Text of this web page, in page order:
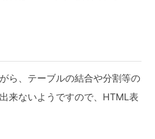
ら、テーブルの結合や分割等の
来ないようですので、HTML表